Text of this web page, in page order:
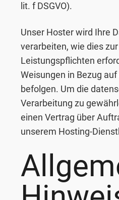
lit. f DSGVO).
Unser Hoster wird Ihre
verarbeiten, wie dies
Leistungspflichten
Weisungen in Bezug
befolgen. Um die
Verarbeitung zu
einen Vertrag über
unserem Hosting-